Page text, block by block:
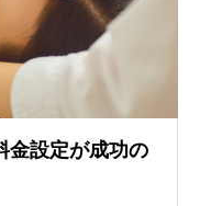
金設定が成功の